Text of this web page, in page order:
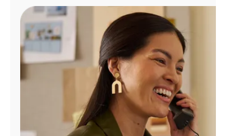
Administrar
cuenta
Encuentra
tienda